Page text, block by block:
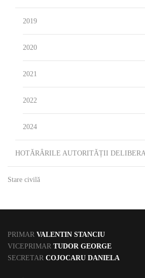
2019
2020
2021
2022
2024
HOTĂRÂRILE AUTORITĂȚII
Stare civilă
PRIMAR VALENTIN STANCIU
VICEPRIMAR TUDOR GEORGE
SECRETAR COJOCARU DANIELA